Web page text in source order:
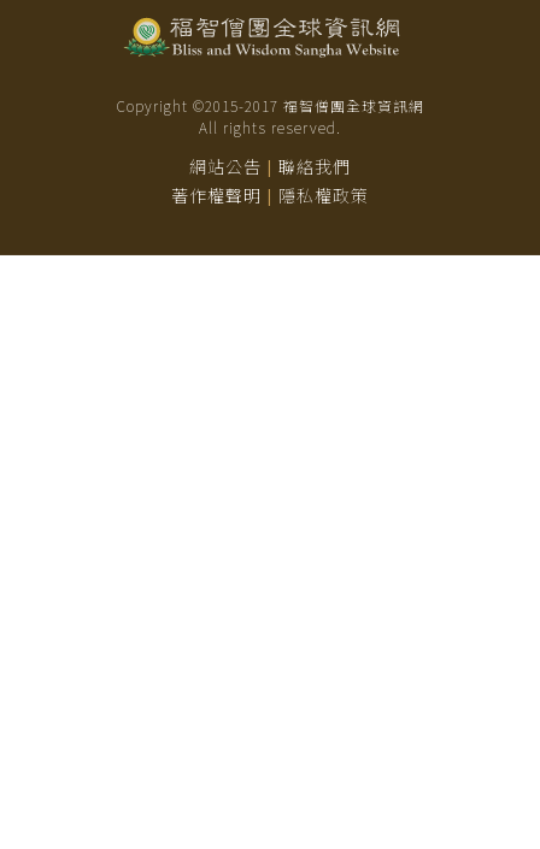
Copyright ©2015-2017 福智僧團全球資訊網
All rights reserved.
網站公告 | 聯絡我們
著作權聲明 | 隱私權政策